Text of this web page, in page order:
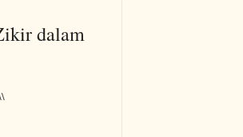
dalam